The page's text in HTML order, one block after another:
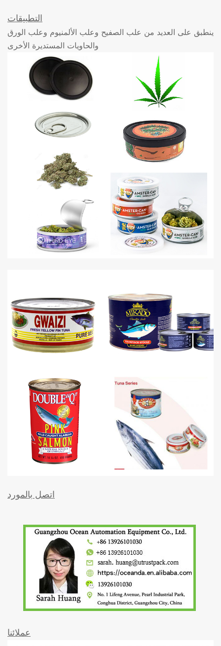
التطبيقات
ينطبق على العديد من علب الصفيح وعلب الألمنيوم وعلب الورق
والحاويات المستديرة الأخرى
اتصل بالمورد
عملائنا